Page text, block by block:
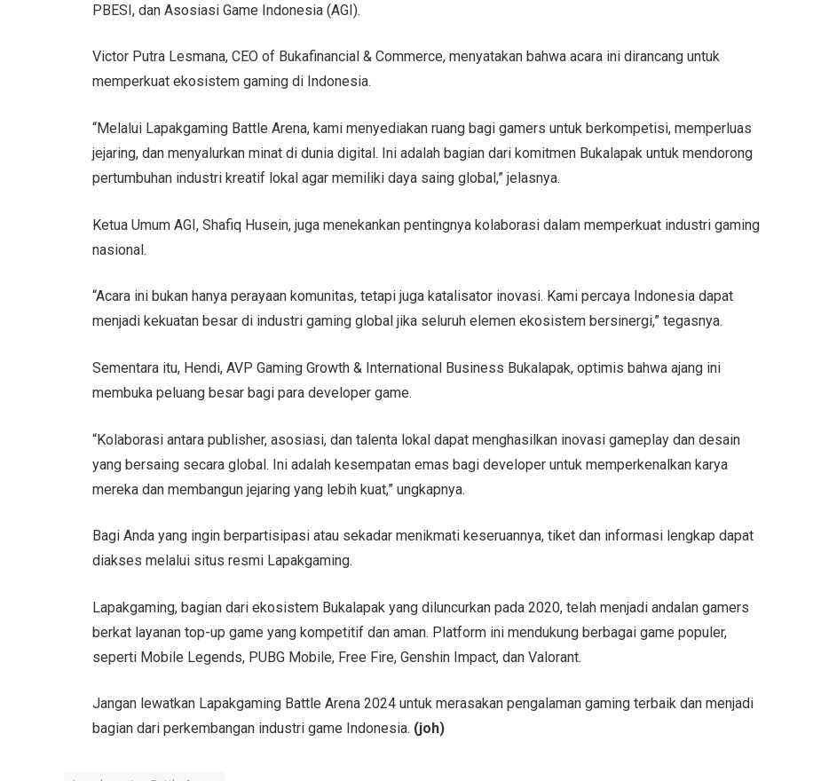
PBESI, dan Asosiasi Game Indonesia (AGI).
Victor Putra Lesmana, CEO of Bukafinancial & Commerce, menyatakan bahwa acara ini dirancang untuk
memperkuat ekosistem gaming di Indonesia.
“Melalui Lapakgaming Battle Arena, kami menyediakan ruang bagi gamers untuk berkompetisi, memperluas
jejaring, dan menyalurkan minat di dunia digital. Ini adalah bagian dari komitmen Bukalapak untuk mendorong
pertumbuhan industri kreatif lokal agar memiliki daya saing global,” jelasnya.
Ketua Umum AGI, Shafiq Husein, juga menekankan pentingnya kolaborasi dalam memperkuat industri gaming
nasional.
“Acara ini bukan hanya perayaan komunitas, tetapi juga katalisator inovasi. Kami percaya Indonesia dapat
menjadi kekuatan besar di industri gaming global jika seluruh elemen ekosistem bersinergi,” tegasnya.
Sementara itu, Hendi, AVP Gaming Growth & International Business Bukalapak, optimis bahwa ajang ini
membuka peluang besar bagi para developer game.
“Kolaborasi antara publisher, asosiasi, dan talenta lokal dapat menghasilkan inovasi gameplay dan desain
yang bersaing secara global. Ini adalah kesempatan emas bagi developer untuk memperkenalkan karya
mereka dan membangun jejaring yang lebih kuat,” ungkapnya.
Bagi Anda yang ingin berpartisipasi atau sekadar menikmati keseruannya, tiket dan informasi lengkap dapat
diakses melalui situs resmi Lapakgaming.
Lapakgaming, bagian dari ekosistem Bukalapak yang diluncurkan pada 2020, telah menjadi andalan gamers
berkat layanan top-up game yang kompetitif dan aman. Platform ini mendukung berbagai game populer,
seperti Mobile Legends, PUBG Mobile, Free Fire, Genshin Impact, dan Valorant.
Jangan lewatkan Lapakgaming Battle Arena 2024 untuk merasakan pengalaman gaming terbaik dan menjadi
bagian dari perkembangan industri game Indonesia. (joh)